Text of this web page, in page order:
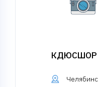
КДЮСШОР